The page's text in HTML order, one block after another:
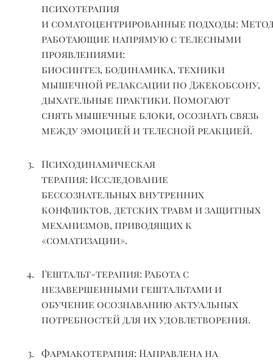
психотерапия
и соматоцентрированные подходы:
работающие напрямую с телесными
проявлениями:
биосинтез, бодинамика, техники
мышечной релаксации по Джекобсону,
дыхательные практики. Помогают
снять мышечные блоки, осознать связь
между эмоцией и телесной реакцией.
Психодинамическая
терапия: Исследование
бессознательных внутренних
конфликтов, детских травм и защитных
механизмов, приводящих к
«соматизации».
Гештальт-терапия: Работа с
незавершенными гештальтами и
обучение осознаванию актуальных
потребностей для их удовлетворения.
Фармакотерапия: Направлена на